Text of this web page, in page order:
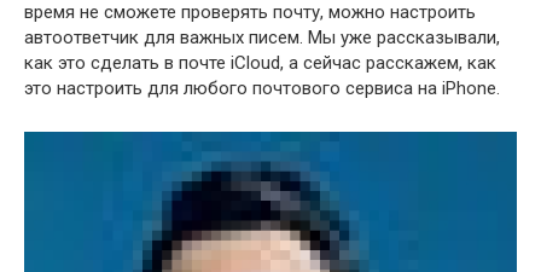
время не сможете проверять почту, можно настроить
автоответчик для важных писем. Мы уже рассказывали,
как это сделать в почте iCloud, а сейчас расскажем, как
это настроить для любого почтового сервиса на iPhone.